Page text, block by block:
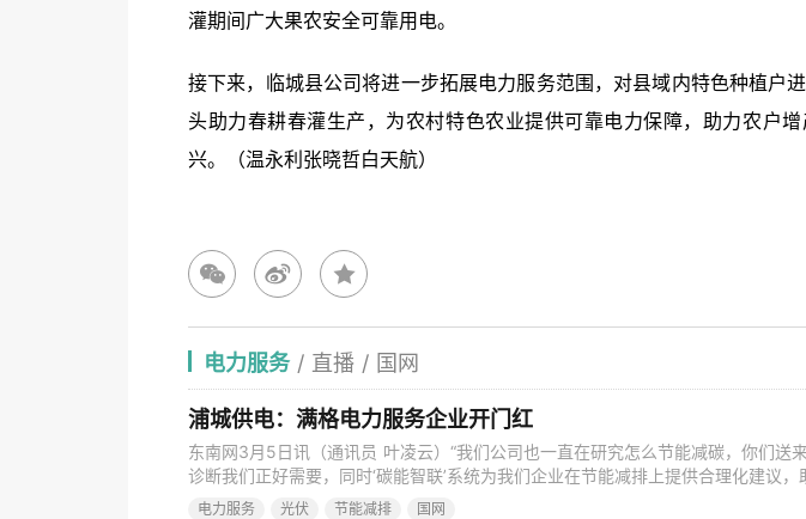
灌期间广大果农安全可靠用电。
接下来，临城县公司将进一步拓展电力服务范围，对县域内特色种植户
头助力春耕春灌生产，为农村特色农业提供可靠电力保障，助力农户
兴。（温永利张晓哲白天航）
电力服务/ 直播 / 国网
浦城供电：满格电力服务企业开门红
东南网3月5日讯（通讯员 叶凌云）“我们公司也一直在研究怎么节能减碳，你们送
诊断我们正好需要，同时‘碳能智联’系统为我们企业在节能减排上提供合理化建议，
现企业能碳科学评价，对我们企业在商品出口上帮助很大。”3月4日，福建东诚超纤
电力服务 光伏 节能减排 国网